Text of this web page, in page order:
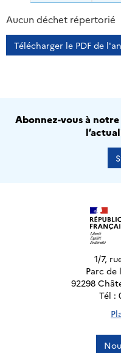
Aucun déchet répertorié
Télécharger le PDF de
Abonnez-vous à
1/7,
Parc de
92298
Tél :